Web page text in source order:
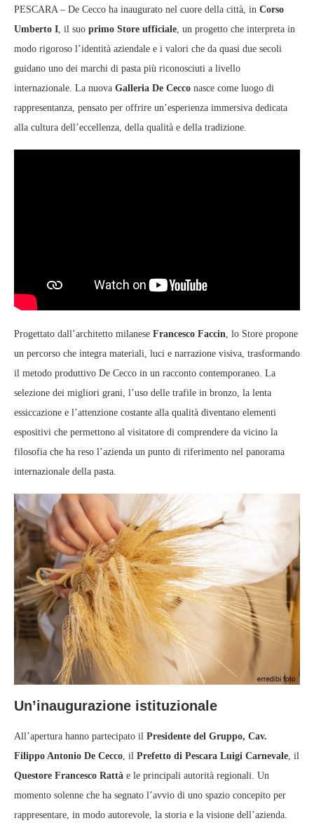
PESCARA – De Cecco ha inaugurato nel cuore della città, in Corso
Umberto I , il suo primo Store ufficiale , un progetto che interpreta in
modo rigoroso l’identità aziendale e i valori che da quasi due secoli
guidano uno dei marchi di pasta più riconosciuti a livello
internazionale. La nuova Galleria De Cecco nasce come luogo di
rappresentanza, pensato per offrire un’esperienza immersiva dedicata
alla cultura dell’eccellenza, della qualità e della tradizione.
Progettato dall’architetto milanese Francesco Faccin, lo Store propone
un percorso che integra materiali, luci e narrazione visiva, trasformando
il metodo produttivo De Cecco in un racconto contemporaneo. La
selezione dei migliori grani, l’uso delle trafile in bronzo, la lenta
essiccazione e l’attenzione costante alla qualità diventano elementi
espositivi che permettono al visitatore di comprendere da vicino la
filosofia che ha reso l’azienda un punto di riferimento nel panorama
internazionale della pasta.
Un’inaugurazione istituzionale
All’apertura hanno partecipato il Presidente del Gruppo, Cav.
Filippo Antonio De Cecco, il Prefetto di Pescara Luigi Carnevale, il
Questore Francesco Rattà e le principali autorità regionali. Un
momento solenne che ha segnato l’avvio di uno spazio concepito per
rappresentare, in modo autorevole, la storia e la visione dell’azienda.